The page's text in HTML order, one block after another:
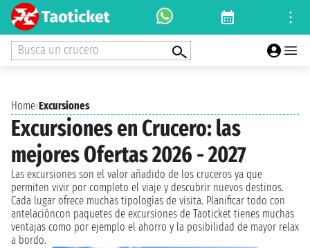
Busca un crucero
Home›Excursiones
Excursiones en Crucero: las
mejores Ofertas 2026 - 2027
Las excursiones son el valor añadido de los cruceros ya que
permiten vivir por completo el viaje y descubrir nuevos destinos.
Cada lugar ofrece muchas tipologías de visita. Planificar todo con
antelacióncon paquetes de excursiones de Taoticket tienes muchas
ventajas como por ejemplo el ahorro y la posibilidad de mayor relax
a bordo.